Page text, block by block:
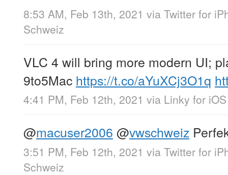
8:53 AM, Feb 13th, 2021 via Twitter for
Schweiz
VLC 4 will bring more modern UI;
9to5Mac https://t.co/aYuXCj3O1q
4:41 PM, Feb 12th, 2021 via Linky for iOS
@macuser2006 @vwschweiz
3:51 PM, Feb 12th, 2021 via Twitter for
Schweiz